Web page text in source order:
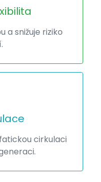
a snižuje riziko
cirkulaci